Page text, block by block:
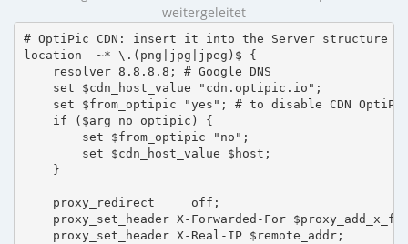
weitergeleitet
# OptiPic CDN: insert it into the Server structure
location  ~* \.(png|jpg|jpeg)$ {
    resolver 8.8.8.8; # Google DNS
    set $cdn_host_value "cdn.optipic.io";
set $from_optipic "yes"; # to disable CDN
    if ($arg_no_optipic) {
        set $from_optipic "no";
        set $cdn_host_value $host;
    }
    proxy_redirect     off;
proxy_set_header X-Forwarded-For
    proxy_set_header X-Real-IP $remote_addr;